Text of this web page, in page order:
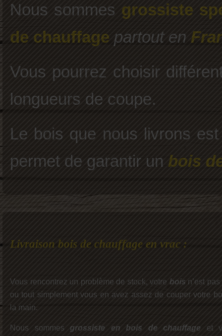
Nous sommes grossiste
de chauffage partout en
Vous pourrez choisir
longueurs de coupe.
Le bois que nous livrons
permet de garantir un bois
Livraison bois de chauffage en vrac :
Vous rencontrez un problème de stock, votre bois n’est pas
ou tout simplement vous en avez assez de couper votre
la main.
Nous sommes grossiste en bois de chauffage et